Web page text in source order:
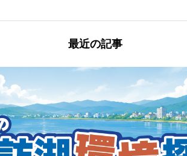
最近の記事